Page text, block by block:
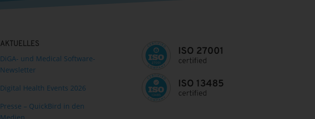
AKTUELLES
DiGA- und Medical Software-
Newsletter
Digital Health Events 2026
Presse – QuickBird in den
Medien